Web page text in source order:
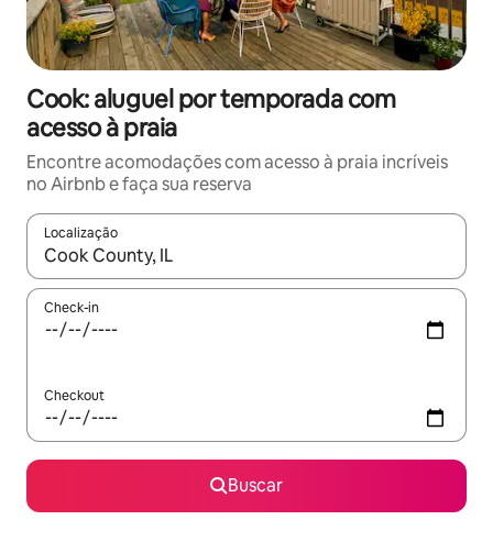
Cook: aluguel por temporada com
acesso à praia
Encontre acomodações com acesso à praia incríveis
no Airbnb e faça sua reserva
Localização
Quando os resultados estiverem disponíveis, explore-os
Check-in
Checkout
Buscar